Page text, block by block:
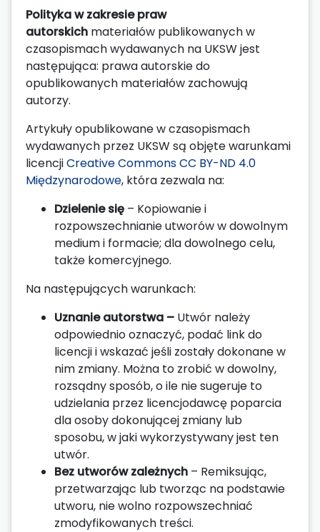
Polityka w zakresie praw
autorskich materiałów publikowanych w
czasopismach wydawanych na UKSW jest
następująca: prawa autorskie do
opublikowanych materiałów zachowują
autorzy.
Artykuły opublikowane w czasopismach
wydawanych przez UKSW są objęte warunkami
licencjiCreative Commons CC BY-ND 4.0
Międzynarodowe, która zezwala na:
Dzielenie się – Kopiowanie i
rozpowszechnianie utworów w dowolnym
medium i formacie; dla dowolnego celu,
także komercyjnego.
Na następujących warunkach:
Uznanie autorstwa – Utwór należy
odpowiednio oznaczyć, podać link do
licencji i wskazać jeśli zostały dokonane w
nim zmiany. Można to zrobić w dowolny,
rozsądny sposób, o ile nie sugeruje to
udzielania przez licencjodawcę poparcia
dla osoby dokonującej zmiany lub
sposobu, w jaki wykorzystywany jest ten
utwór.
Bez utworów zależnych – Remiksując,
przetwarzając lub tworząc na podstawie
utworu, nie wolno rozpowszechniać
zmodyfikowanych treści.